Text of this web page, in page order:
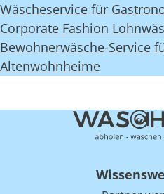
Wäscheservice für
Corporate Fashion
Bewohnerwäsche-Service
Altenwohnheime